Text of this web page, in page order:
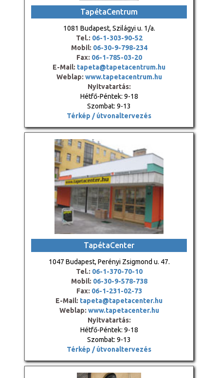
TapétaCentrum
1081 Budapest, Szilágyi u. 1/a.
Tel.: 06-1-303-90-52
Mobil: 06-30-9-798-234
Fax: 06-1-785-03-20
E-Mail: tapeta@tapetacentrum.hu
Weblap: www.tapetacentrum.hu
Nyitvatartás:
Hétfő-Péntek: 9-18
Szombat: 9-13
Térkép / útvonaltervezés
TapétaCenter
1047 Budapest, Perényi Zsigmond u. 47.
Tel.: 06-1-370-70-10
Mobil: 06-30-9-578-738
Fax: 06-1-231-02-73
E-Mail: tapeta@tapetacenter.hu
Weblap: www.tapetacenter.hu
Nyitvatartás:
Hétfő-Péntek: 9-18
Szombat: 9-13
Térkép / útvonaltervezés